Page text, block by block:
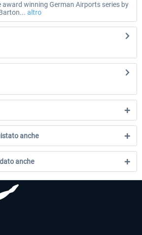
winning German Airports series by
altro
anche
anche